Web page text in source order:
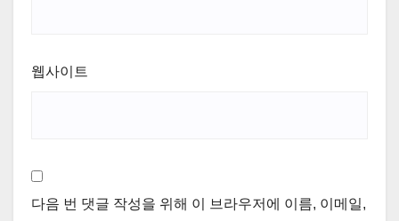
웹사이트
다음 번 댓글 작성을 위해 이 브라우저에 이름, 이메일,